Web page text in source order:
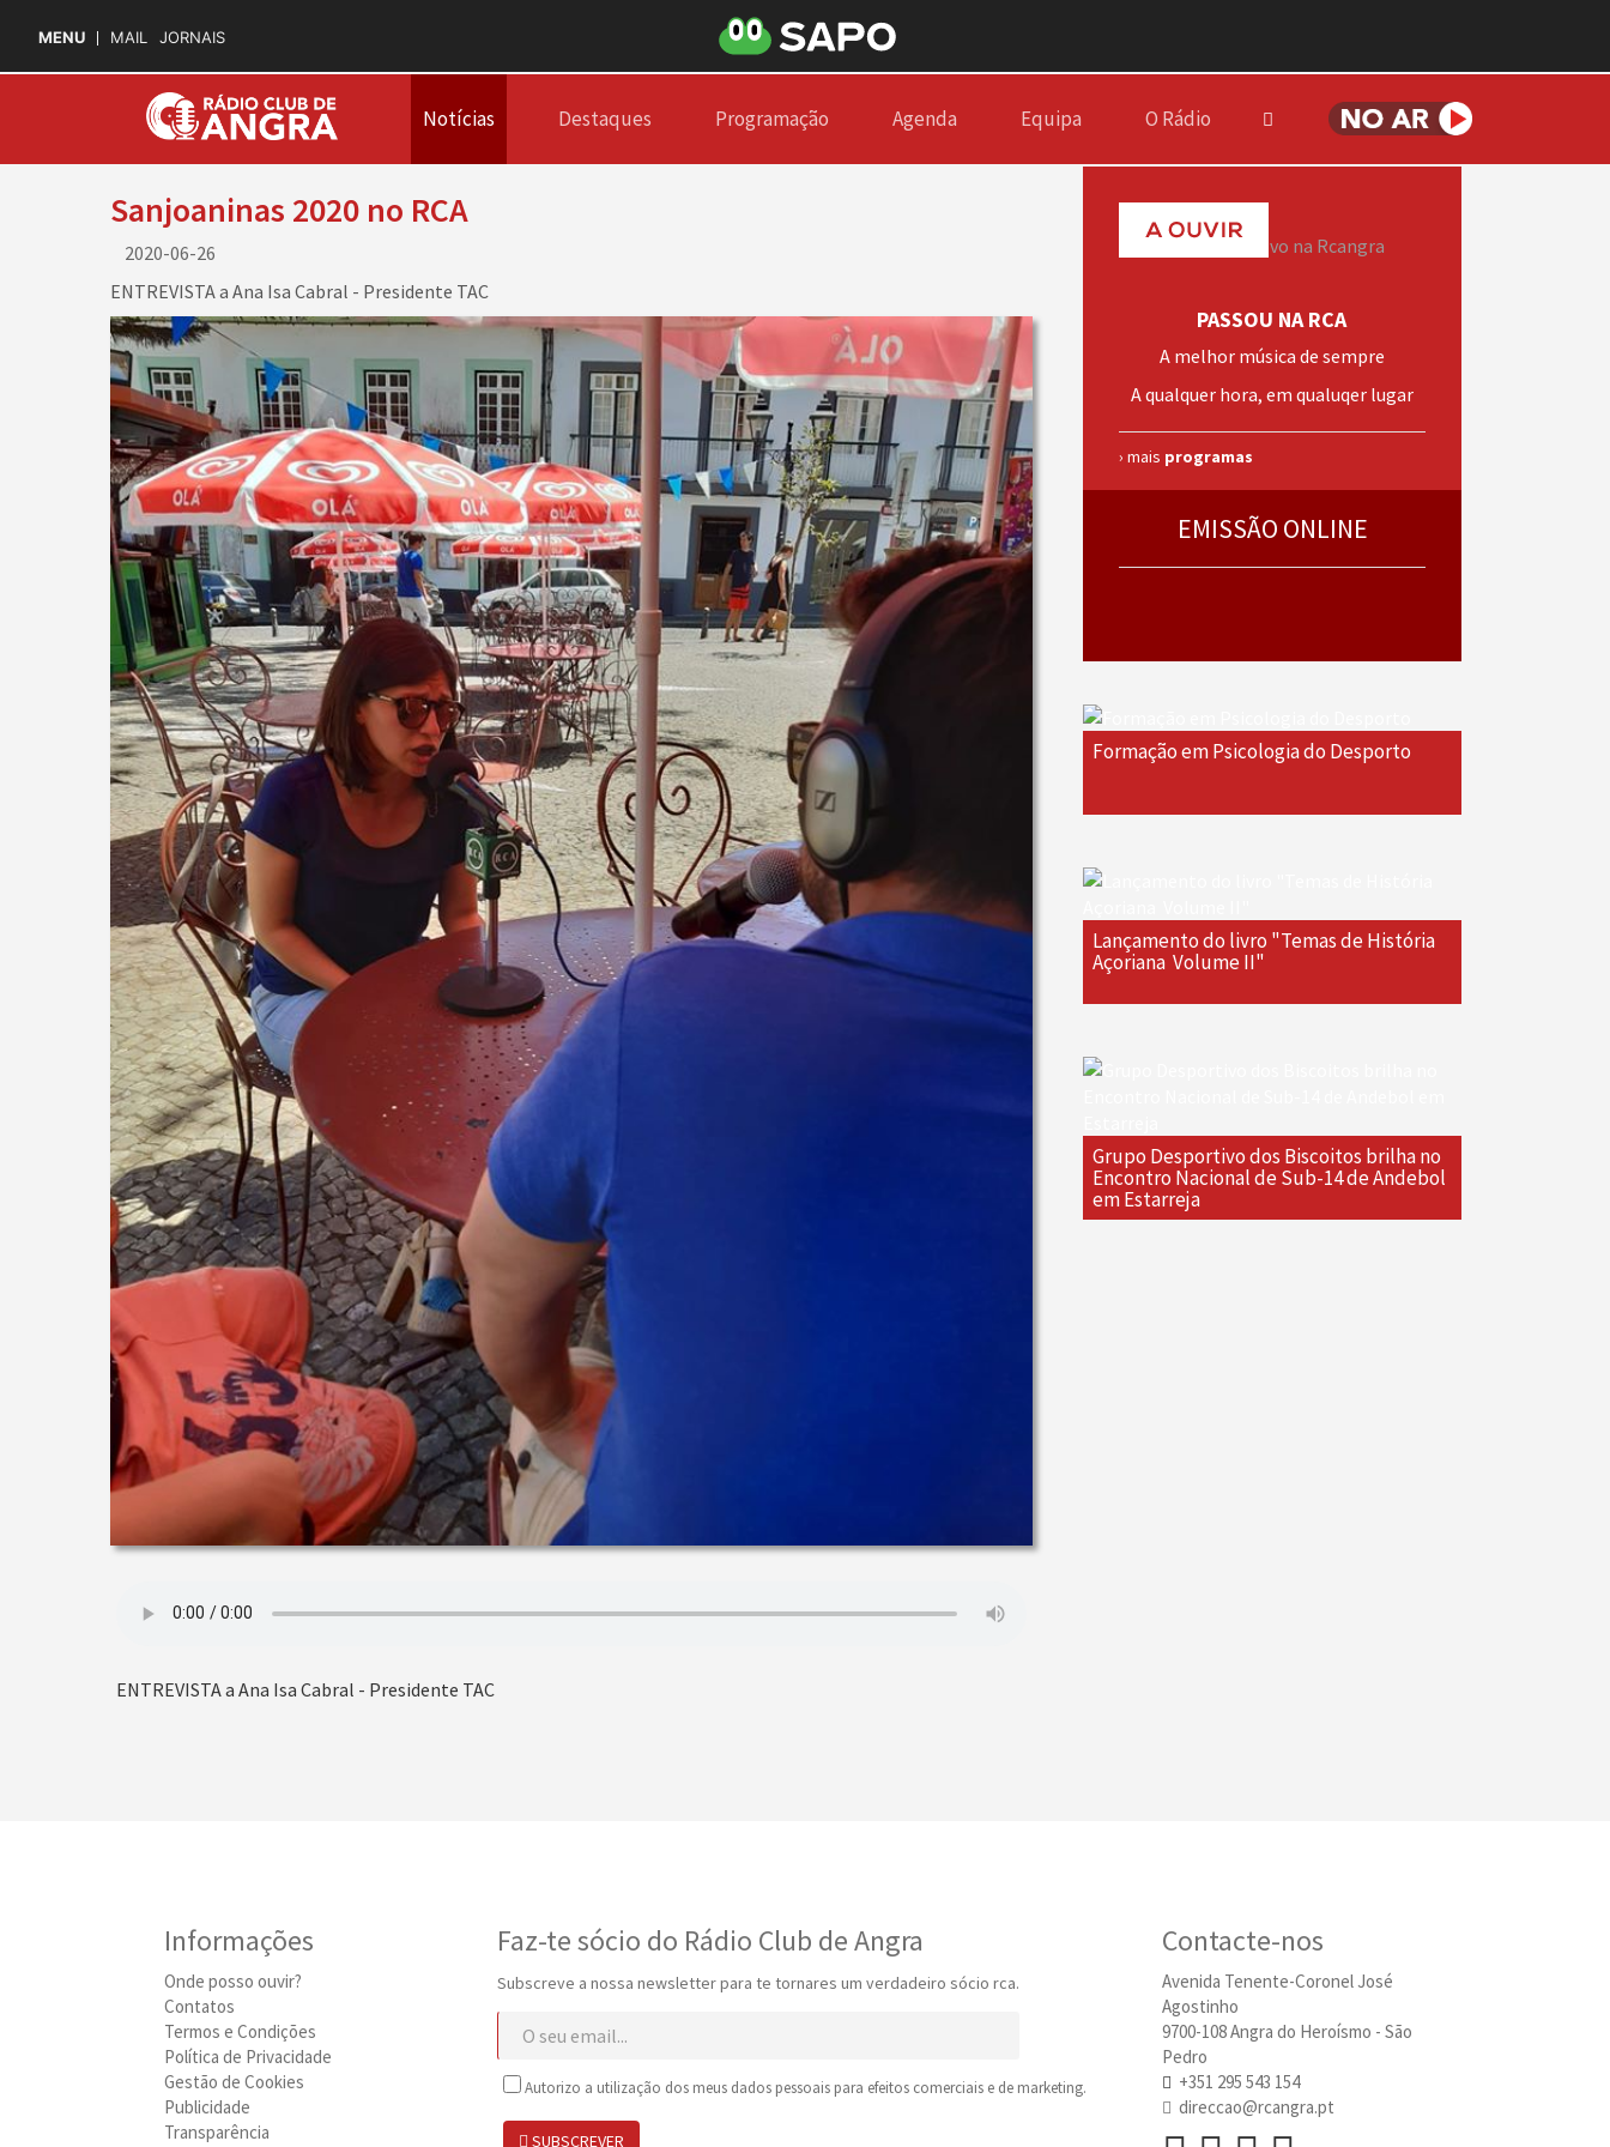
MENU MAIL JORNAIS
Notícias Destaques Programação Agenda Equipa O Rádio
Sanjoaninas 2020 no RCA
2020-06-26
ENTREVISTA a Ana Isa Cabral - Presidente TAC
ENTREVISTA a Ana Isa Cabral - Presidente TAC
PASSOU NA RCA
A melhor música de sempre
A qualquer hora, em qualuqer lugar
› mais programas
EMISSÃO ONLINE
Formação em Psicologia do Desporto
Lançamento do livro "Temas de História
Açoriana  Volume II"
Grupo Desportivo dos Biscoitos brilha no
Encontro Nacional de Sub-14 de Andebol
em Estarreja
Informações
Onde posso ouvir?
Contatos
Termos e Condições
Política de Privacidade
Gestão de Cookies
Publicidade
Transparência
Faz-te sócio do Rádio Club de Angra
Subscreve a nossa newsletter para te tornares um verdadeiro sócio rca.
Autorizo a utilização dos meus dados pessoais para efeitos comerciais e de marketing.
SUBSCREVER
Contacte-nos
Avenida Tenente-Coronel José
Agostinho
9700-108 Angra do Heroísmo - São
Pedro
+351 295 543 154
direccao@rcangra.pt